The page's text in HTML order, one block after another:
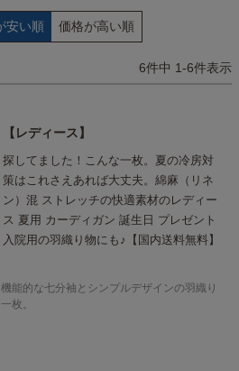
安い順 価格が高い順
6件中 1-6件表示
レディース
探してました！こんな一枚。夏の冷房対
策はこれさえあれば大丈夫。綿麻（リネ
ン）混 ストレッチの快適素材のレディー
ス 夏用 カーディガン 誕生日 プレゼント
入院用の羽織り物にも♪【国内送料無料】
能的な七分袖とシンプルデザインの羽織り
枚。